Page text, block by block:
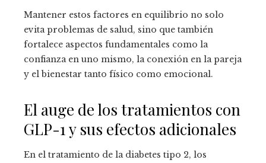
Mantener estos factores en equilibrio no solo
evita problemas de salud, sino que también
fortalece aspectos fundamentales como la
confianza en uno mismo, la conexión en la pareja
y el bienestar tanto físico como emocional.
El auge de los tratamientos con
GLP-1 y sus efectos adicionales
En el tratamiento de la diabetes tipo 2, los